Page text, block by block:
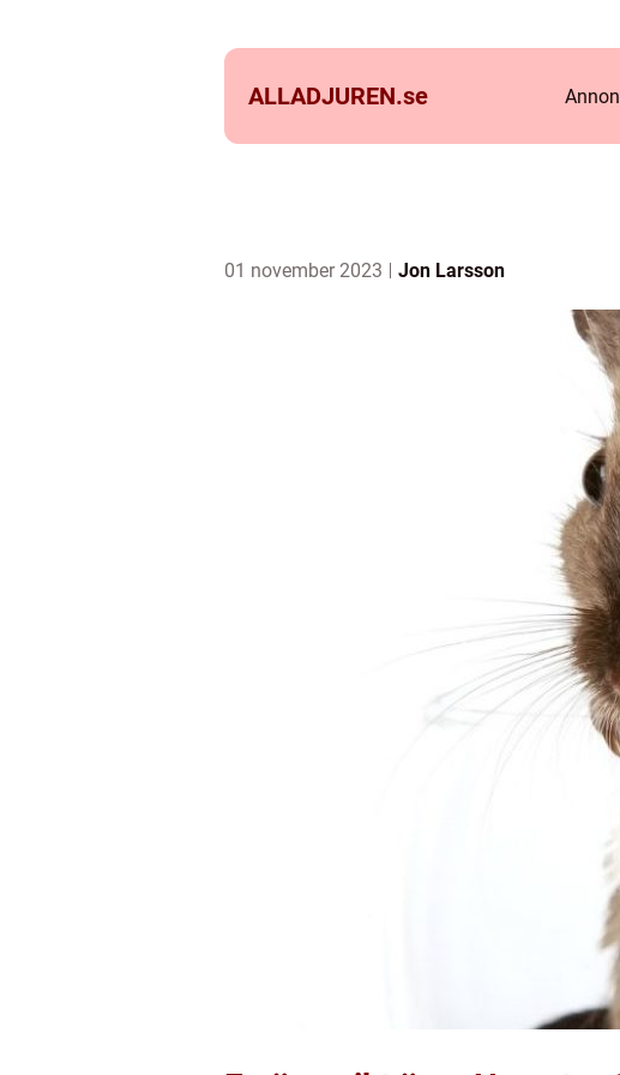
ALLADJUREN.se
01 november 2023 Jon Larsson